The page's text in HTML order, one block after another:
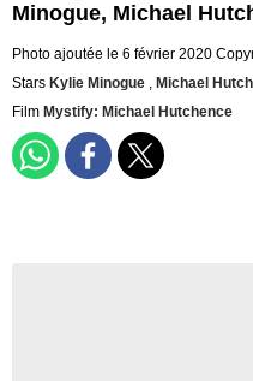
Minogue, Michael
Photo ajoutée le 6 février 2020
Stars Kylie Minogue , Michael
Film Mystify: Michael Hutchence